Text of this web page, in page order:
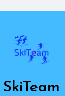
SkiTeam